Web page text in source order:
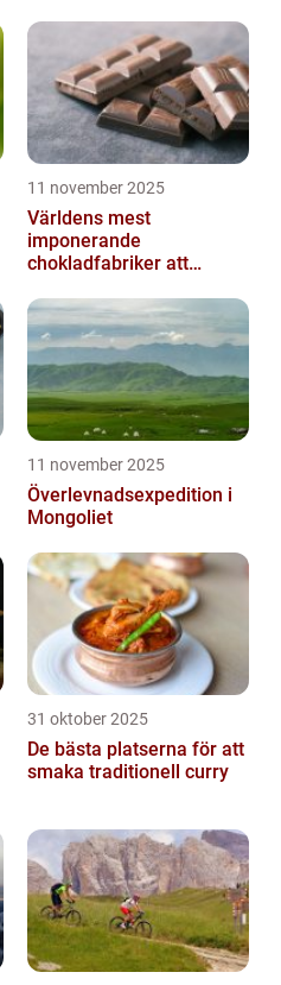
11 november 2025
Världens mest
imponerande
chokladfabriker att
11 november 2025
Överlevnadsexpedition i
Mongoliet
31 oktober 2025
De bästa platserna för att
smaka traditionell curry